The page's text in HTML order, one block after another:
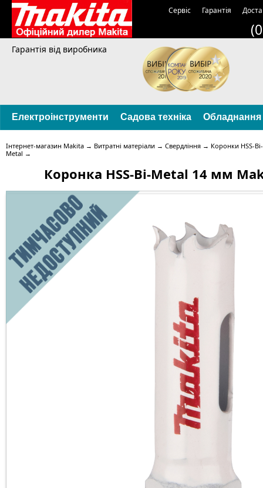
Сервіс Гарантія
Гарантія від виробника
Електроінструменти Садова техніка Обладнання
Інтернет-магазин Makita → Витратні матеріали → Свердління → Коронки HSS-Bi-
Metal →
Коронка HSS-Bi-Metal 14 мм